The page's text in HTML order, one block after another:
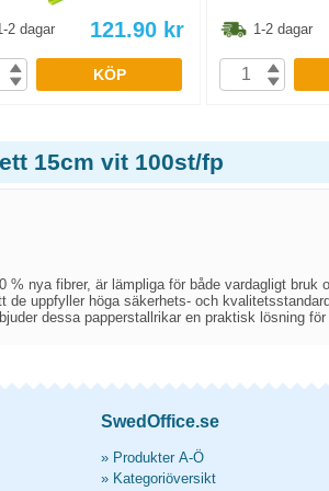
2 dagar 121.90 kr
KÖP
1-2 dagar
15cm vit 100st/fp
nya fibrer, är lämpliga för både vardagligt
de uppfyller höga säkerhets- och
dessa papperstallrikar en praktisk lösning
SwedOffice.se
» Produkter A-Ö
» Kategoriöversikt